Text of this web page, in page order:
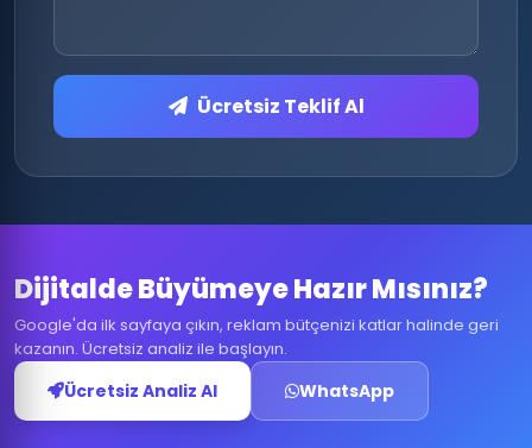
Ücretsiz Teklif Al
Dijitalde Büyümeye Hazır Mısınız?
Google'da ilk sayfaya çıkın, reklam bütçenizi katlar halinde geri
kazanın. Ücretsiz analiz ile başlayın.
Ücretsiz Analiz Al WhatsApp